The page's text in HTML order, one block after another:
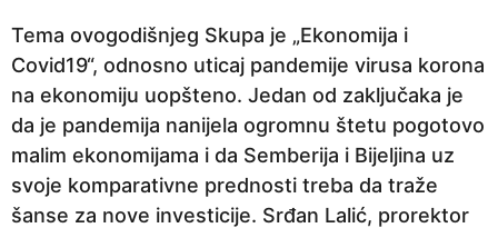
Tema ovogodišnjeg Skupa je „Ekonomija i
Covid19“, odnosno uticaj pandemije virusa korona
na ekonomiju uopšteno. Jedan od zaključaka je
da je pandemija nanijela ogromnu štetu pogotovo
malim ekonomijama i da Semberija i Bijeljina uz
svoje komparativne prednosti treba da traže
šanse za nove investicije. Srđan Lalić, prorektor